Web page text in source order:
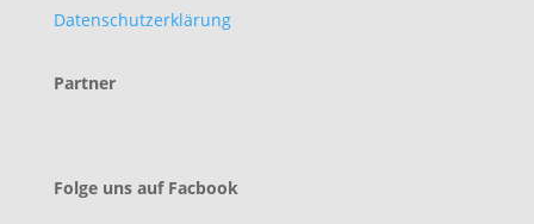
Datenschutzerklärung
Partner
Folge uns auf Facbook